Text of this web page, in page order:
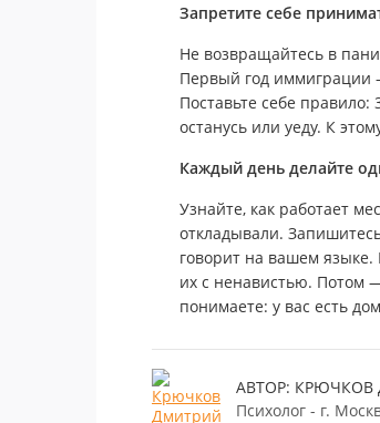
Запретите себе
Не возвращайтесь в
Первый год иммиграции
Поставьте себе
останусь или уеду. К
Каждый день делайте
Узнайте, как работает
откладывали.
говорит на вашем
их с ненавистью. Потом
понимаете: у вас есть
АВТОР:
Психолог - г.